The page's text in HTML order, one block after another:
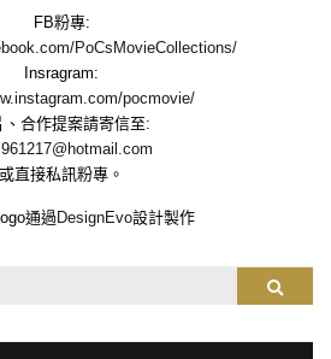
FB粉專:
PoCsMovieCollections/
Insragram:
pocmovie/
、合作提案請寄信至:
或直接私訊粉專。
通過 DesignEvo設計製作
Search